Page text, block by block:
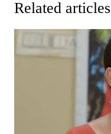
Related articles